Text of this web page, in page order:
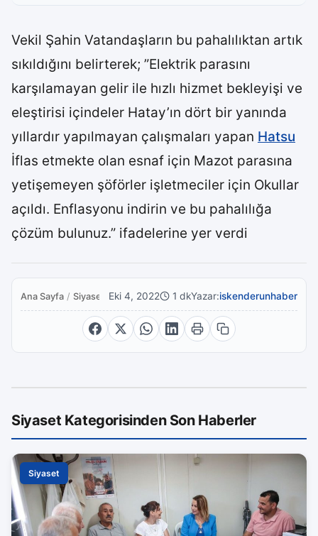
Vekil Şahin Vatandaşların bu pahalılıktan artık
sıkıldığını belirterek; ”Elektrik parasını
karşılamayan gelir ile hızlı hizmet bekleyişi ve
eleştirisi içindeler Hatay’ın dört bir yanında
yıllardır yapılmayan çalışmaları yapan Hatsu
İflas etmekte olan esnaf için Mazot parasına
yetişemeyen şöförler işletmeciler için Okullar
açıldı. Enflasyonu indirin ve bu pahalılığa
çözüm bulunuz.” ifadelerine yer verdi
Ana Sayfa / Siyaset Eki 4, 2022 1 dkYazar:iskenderunhaber
Siyaset Kategorisinden Son Haberler
Siyaset